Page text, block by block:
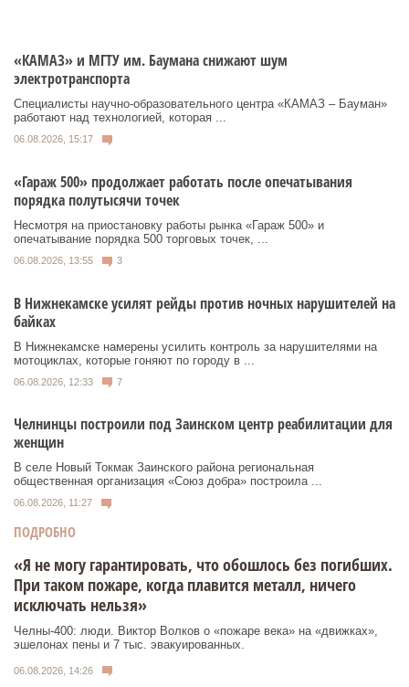
«КАМАЗ» и МГТУ им. Баумана снижают шум
электротранспорта
Специалисты научно-образовательного центра «КАМАЗ – Бауман»
работают над технологией, которая ...
06.08.2026, 15:17
«Гараж 500» продолжает работать после опечатывания
порядка полутысячи точек
Несмотря на приостановку работы рынка «Гараж 500» и
опечатывание порядка 500 торговых точек, ...
06.08.2026, 13:55 3
В Нижнекамске усилят рейды против ночных нарушителей на
байках
В Нижнекамске намерены усилить контроль за нарушителями на
мотоциклах, которые гоняют по городу в ...
06.08.2026, 12:33 7
Челнинцы построили под Заинском центр реабилитации для
женщин
В селе Новый Токмак Заинского района региональная
общественная организация «Союз добра» построила ...
06.08.2026, 11:27
ПОДРОБНО
«Я не могу гарантировать, что обошлось без погибших.
При таком пожаре, когда плавится металл, ничего
исключать нельзя»
Челны-400: люди. Виктор Волков о «пожаре века» на «движках»,
эшелонах пены и 7 тыс. эвакуированных.
06.08.2026, 14:26